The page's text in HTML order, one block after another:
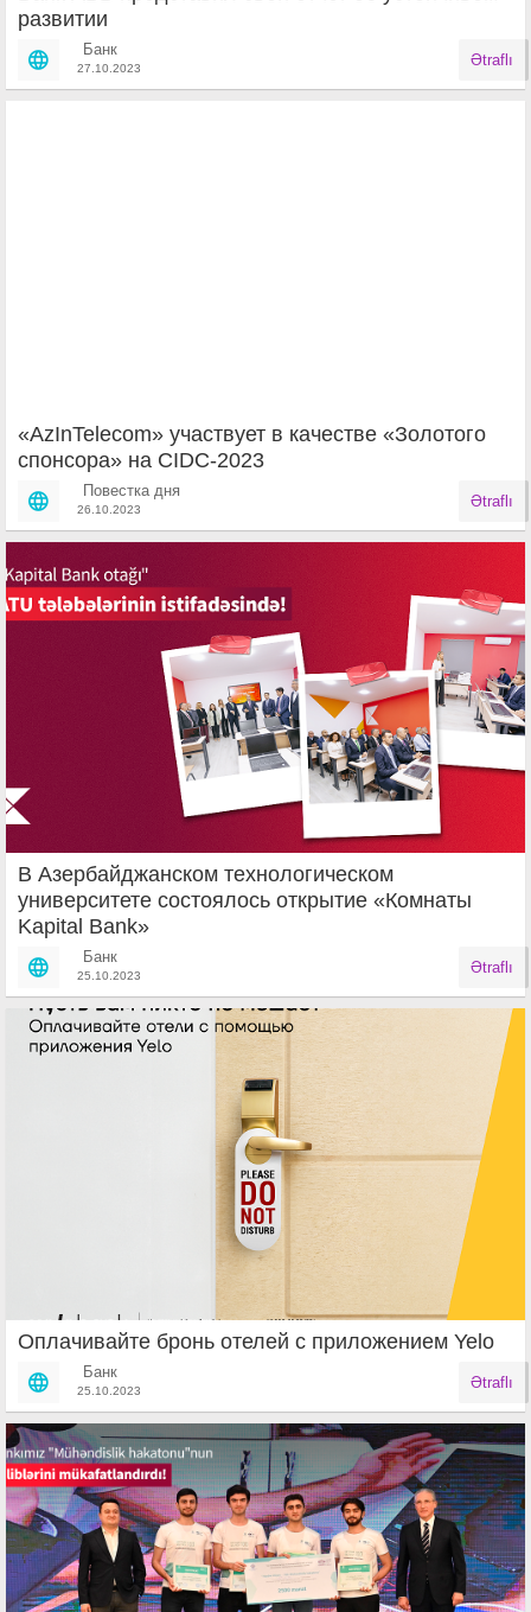
развитии
Банк
27.10.2023 Ətraflı
«AzInTelecom» участвует в качестве «Золотого
спонсора» на CIDC-2023
Повестка дня
26.10.2023 Ətraflı
В Азербайджанском технологическом
университете состоялось открытие «Комнаты
Kapital Bank»
Банк
25.10.2023 Ətraflı
Оплачивайте бронь отелей с приложением Yelo
Банк
25.10.2023 Ətraflı